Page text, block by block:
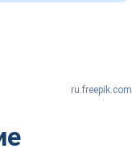
ru.freepik.com